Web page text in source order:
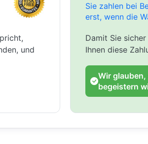
und
Sie zahlen bei
erst, wenn die
Damit Sie
Ihnen diese
Wir
begeistern